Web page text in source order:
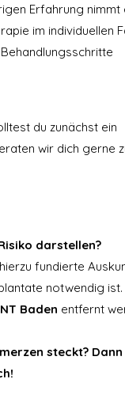
Erfahrung nimmt
im individuellen
du zunächst ein
wir dich gerne
darstellen?
hierzu fundierte
notwendig ist.
Baden entfernt
steckt? Dann